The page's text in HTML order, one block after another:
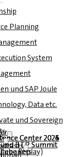
Planning
System
und SAP Joule
Data etc.
und Sovereign
Center 2026
Center 2025
Center 2024
Center 2023
Replay)